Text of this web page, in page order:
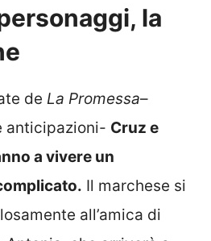
la
de La Promessa–
anticipazioni- Cruz e
a vivere un
Il marchese si
all’amica di